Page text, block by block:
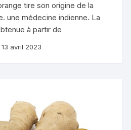
tire son origine de la
une médecine indienne. La
à partir de
13 avril 2023